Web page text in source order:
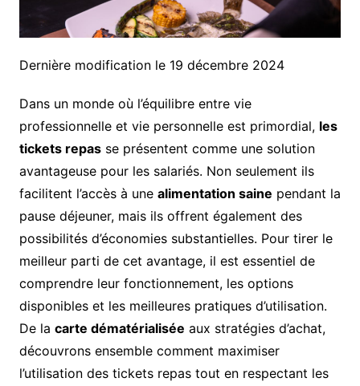
Dernière modification le 19 décembre 2024
Dans un monde où l’équilibre entre vie
professionnelle et vie personnelle est primordial, les
tickets repasse présentent comme une solution
avantageuse pour les salariés. Non seulement ils
facilitent l’accès à une alimentation saine pendant la
pause déjeuner, mais ils offrent également des
possibilités d’économies substantielles. Pour tirer le
meilleur parti de cet avantage, il est essentiel de
comprendre leur fonctionnement, les options
disponibles et les meilleures pratiques d’utilisation.
De la carte dématérialisée aux stratégies d’achat,
découvrons ensemble comment maximiser
l’utilisation des tickets repas tout en respectant les